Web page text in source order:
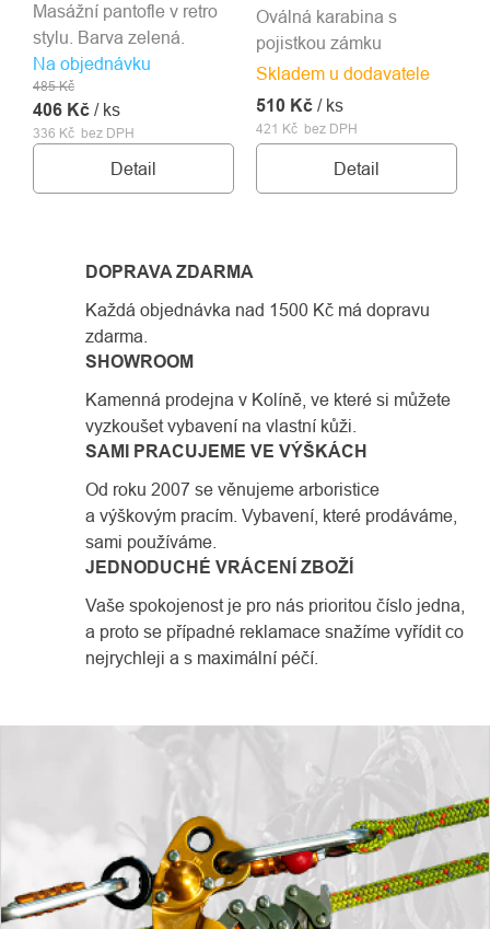
Na objednávku
336 Kč bez DPH
485 Kč
406 Kč / ks
Detail
Masážní pantofle v retro
stylu. Barva zelená.
Skladem u dodavatele
421 Kč bez DPH
510 Kč / ks
Detail
Oválná karabina s
pojistkou zámku
DOPRAVA ZDARMA
Každá objednávka nad 1500 Kč má dopravu
zdarma.
SHOWROOM
Kamenná prodejna v Kolíně, ve které si můžete
vyzkoušet vybavení na vlastní kůži.
SAMI PRACUJEME VE VÝŠKÁCH
Od roku 2007 se věnujeme arboristice
a výškovým pracím. Vybavení, které prodáváme,
sami používáme.
JEDNODUCHÉ VRÁCENÍ ZBOŽÍ
Vaše spokojenost je pro nás prioritou číslo jedna,
a proto se případné reklamace snažíme vyřídit co
nejrychleji a s maximální péčí.